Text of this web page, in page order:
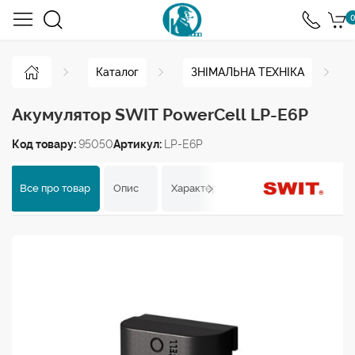
0
Каталог ЗНІМАЛЬНА ТЕХНІКА
Акумулятор SWIT PowerCell LP-E6P
Код товару:95050Артикул: LP-E6P
Все про товар Опис Характеристики Відгуки